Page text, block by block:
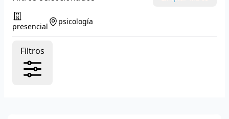
presencial
psicología
Filtros